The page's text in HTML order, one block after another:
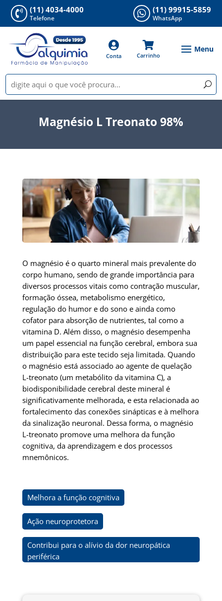
 (11) 4034-4000
Telefone  (11) 99915-5859
WhatsApp

Conta

Carrinho
Magnésio L Treonato 98%
O magnésio é o quarto mineral mais prevalente do
corpo humano, sendo de grande importância para
diversos processos vitais como contração muscular,
formação óssea, metabolismo energético,
regulação do humor e do sono e ainda como
cofator para absorção de nutrientes, tal como a
vitamina D. Além disso, o magnésio desempenha
um papel essencial na função cerebral, embora sua
distribuição para este tecido seja limitada. Quando
o magnésio está associado ao agente de quelação
L-treonato (um metabólito da vitamina C), a
biodisponibilidade cerebral deste mineral é
significativamente melhorada, e esta relacionada ao
fortalecimento das conexões sinápticas e à melhora
da sinalização neuronal. Dessa forma, o magnésio
L-treonato promove uma melhora da função
cognitiva, da aprendizagem e dos processos
mnemônicos.
Melhora a função cognitiva
Ação neuroprotetora
Contribui para o alívio da dor neuropática
periférica